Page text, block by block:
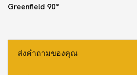
ส่งคำถามของคุณ
Greenfield 90°